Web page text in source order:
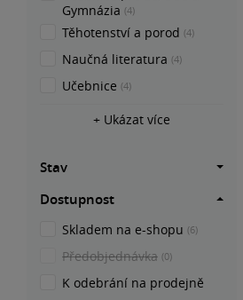
Gymnázia (4)
Těhotenství a porod (4)
Naučná literatura (4)
Učebnice (4)
+ Ukázat více
Stav
Dostupnost
Skladem na e-shopu (6)
Předobjednávka (0)
K odebrání na prodejně